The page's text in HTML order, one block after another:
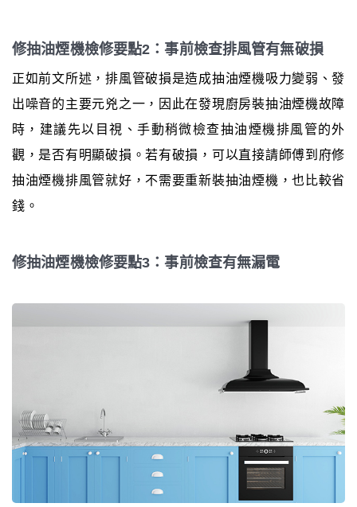
修抽油煙機檢修要點2：事前檢查排風管有無破損
正如前文所述，排風管破損是造成抽油煙機吸力變弱、發
出噪音的主要元兇之一，因此在發現廚房裝抽油煙機故障
時，建議先以目視、手動稍微檢查抽油煙機排風管的外
觀，是否有明顯破損。若有破損，可以直接請師傅到府修
抽油煙機排風管就好，不需要重新裝抽油煙機，也比較省
錢。
修抽油煙機檢修要點3：事前檢查有無漏電